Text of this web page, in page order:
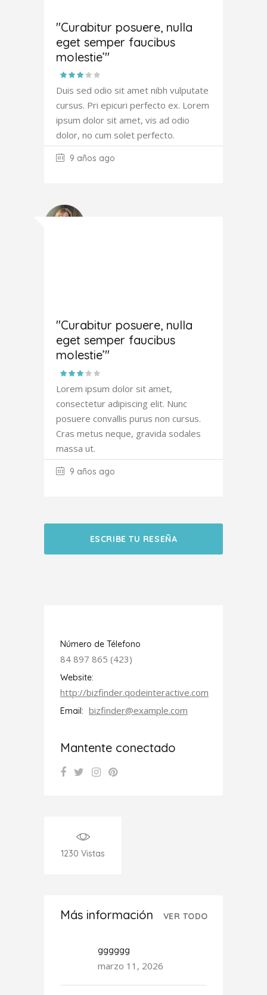
"Curabitur posuere, nulla
eget semper faucibus
molestie’"
Duis sed odio sit amet nibh vulputate
cursus. Pri epicuri perfecto ex. Lorem
ipsum dolor sit amet, vis ad odio
dolor, no cum solet perfecto.
9 años ago
"Curabitur posuere, nulla
eget semper faucibus
molestie’"
Lorem ipsum dolor sit amet,
consectetur adipiscing elit. Nunc
posuere convallis purus non cursus.
Cras metus neque, gravida sodales
massa ut.
9 años ago
ESCRIBE TU RESEÑA
Número de Télefono
84 897 865 (423)
Website:
http://bizfinder.qodeinteractive.com
Email: bizfinder@example.com
Mantente conectado
1230 Vistas
Más información VER TODO
gggggg
marzo 11, 2026